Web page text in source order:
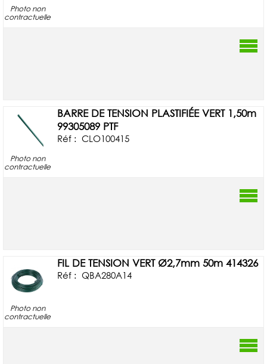
Photo non
contractuelle
Photo non
contractuelle
BARRE DE TENSION PLASTIFIÉE VERT 1,50m
99305089 PTF
Réf : CLO100415
Photo non
contractuelle
FIL DE TENSION VERT Ø2,7mm 50m 414326
Réf : QBA280A14